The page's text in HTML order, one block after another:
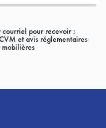
courriel pour recevoir :
et avis réglementaires